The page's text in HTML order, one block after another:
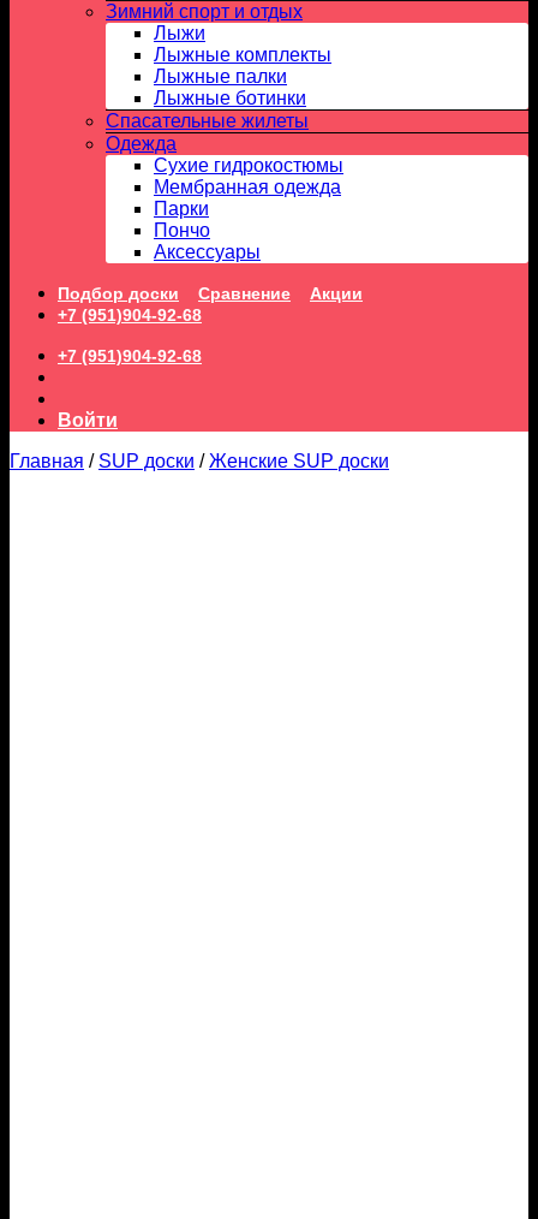
Зимний спорт и отдых
Лыжи
Лыжные комплекты
Лыжные палки
Лыжные ботинки
Спасательные жилеты
Одежда
Сухие гидрокостюмы
Мембранная одежда
Парки
Пончо
Аксессуары
Подбор доски Сравнение
Акции
+7 (951)904-92-68
+7 (951)904-92-68
Войти
Главная / SUP доски / Женские SUP доски